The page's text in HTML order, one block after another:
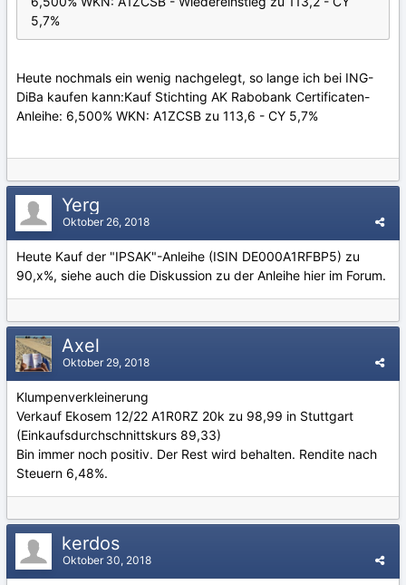
5,7%
Heute nochmals ein wenig nachgelegt, so lange ich bei ING-
DiBa kaufen kann:Kauf Stichting AK Rabobank Certificaten-
Anleihe: 6,500% WKN: A1ZCSB zu 113,6 - CY 5,7%
Yerg
Oktober 26, 2018
Heute Kauf der "IPSAK"-Anleihe (ISIN DE000A1RFBP5) zu
90,x%, siehe auch die Diskussion zu der Anleihe hier im Forum.
Axel
Oktober 29, 2018
Klumpenverkleinerung
Verkauf Ekosem 12/22 A1R0RZ 20k zu 98,99 in Stuttgart
(Einkaufsdurchschnittskurs 89,33)
Bin immer noch positiv. Der Rest wird behalten. Rendite nach
Steuern 6,48%.
kerdos
Oktober 30, 2018